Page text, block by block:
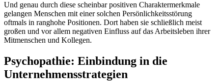
Und genau durch diese scheinbar positiven Charaktermerkmale
gelangen Menschen mit einer solchen Persönlichkeitsstörung
oftmals in ranghohe Positionen. Dort haben sie schließlich meist
großen und vor allem negativen Einfluss auf das Arbeitsleben ihrer
Mitmenschen und Kollegen.
Psychopathie: Einbindung in die
Unternehmensstrategien